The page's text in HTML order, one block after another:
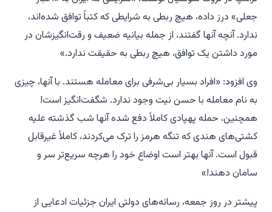
جعلی» درز داده، هیچ ربطی به شرایطی که کتباً توافق شده‌اند،
ندارد. آنچه آنها گفتند، از جمله بیانیه ضعیف و رقت‌انگیزشان در
مورد داشتن یک توافق، هیچ ربطی به حقیقت ندارد.»
وی افزود: «افراد بسیار بی‌شرفی برای معامله هستند. با آنها، چیزی
به نام معامله با حسن نیت وجود ندارد. شگفت‌انگیز است!
همچنین، حمله پهپادی کاملاً دفع شده آنها شب گذشته علیه
کشتی‌های هندی که تنگه هرمز را ترک می‌کردند، کاملاً غیرقابل
قبول است. آنها بهتر است اوضاع خود را هرچه سریع‌تر سر و
سامان دهند!»
پیشتر در روز جمعه، رسانه‌های دولتی ایران جزئیات ادعایی از